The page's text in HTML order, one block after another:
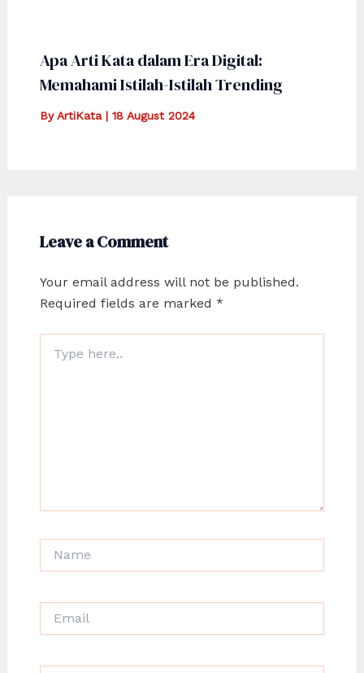
Apa Arti Kata dalam Era Digital:
Memahami Istilah-Istilah Trending
ByArtiKata | 18 August 2024
Leave a Comment
Your email address will not be published.
Required fields are marked *
here..